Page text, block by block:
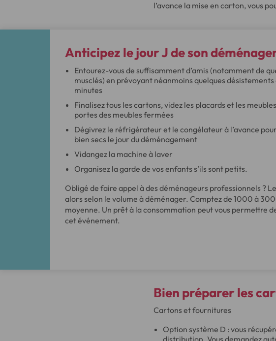
l’avance la mise en carton, vous
Anticipez lejour J de son
Entourez-vous de suffisamment d’amis (notamment de
musclés) en prévoyant néanmoins quelques
minutes
Finalisez tous les cartons, videz les placards et les
portes des meubles fermées
Dégivrez le réfrigérateur et le congélateur à l’avance
bien secs le jour du déménagement
Vidangez la machine à laver
Organisez la garde de vos enfants s’ils sont petits.
Obligé de faire appel à des déménageurs professionnels ?
alors selon le volume à déménager. Comptez de 1000 à
moyenne. Un prêt à la consommation peut vous permettre
cet événement.
Bien préparer les
Cartons et fournitures
Option système D : vous
distribution. Vous demandez